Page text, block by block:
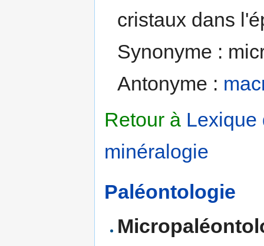
cristaux dans
Synonyme :
Antonyme :
Retour à Lexique
minéralogie
Paléontologie